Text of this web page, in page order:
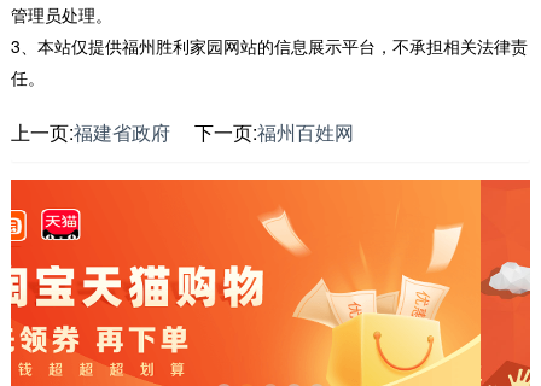
管理员处理。
3、本站仅提供福州胜利家园网站的信息展示平台，不承担相关法律责
任。
上一页:福建省政府 下一页:福州百姓网